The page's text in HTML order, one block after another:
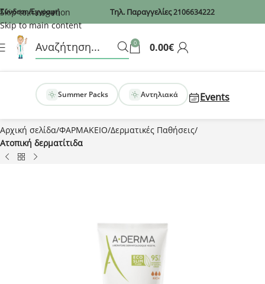
Recaptcha
Skip to navigation
Skip to main content
Σύνδεση/Εγγραφή Τηλ. Παραγγελίες2106634222
0 0.00€
Summer Packs Αντηλιακά Events
Αρχική σελίδα ΦΑΡΜΑΚΕΙΟ Δερματικές Παθήσεις
Ατοπική δερματίτιδα